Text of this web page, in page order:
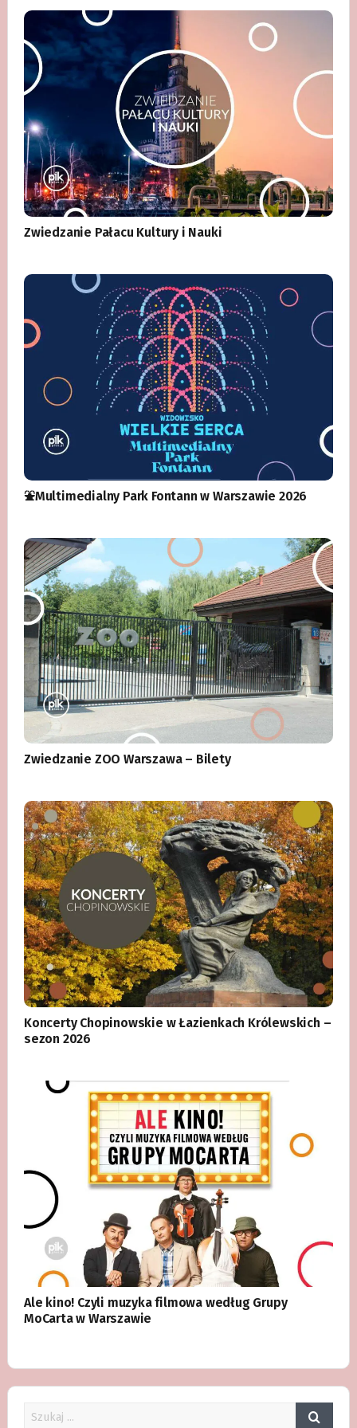
Zwiedzanie Pałacu Kultury i Nauki
⛲️Multimedialny Park Fontann w Warszawie 2026
Zwiedzanie ZOO Warszawa – Bilety
Koncerty Chopinowskie w Łazienkach Królewskich –
sezon 2026
Ale kino! Czyli muzyka filmowa według Grupy
MoCarta w Warszawie